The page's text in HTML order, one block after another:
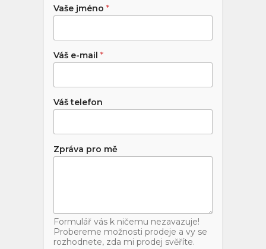
Vaše jméno *
Váš e-mail *
Váš telefon
Zpráva pro mě
Formulář vás k ničemu nezavazuje!
Probereme možnosti prodeje a vy se
rozhodnete, zda mi prodej svěříte.